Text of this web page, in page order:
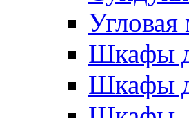
Угловая
Шкафы
Шкафы